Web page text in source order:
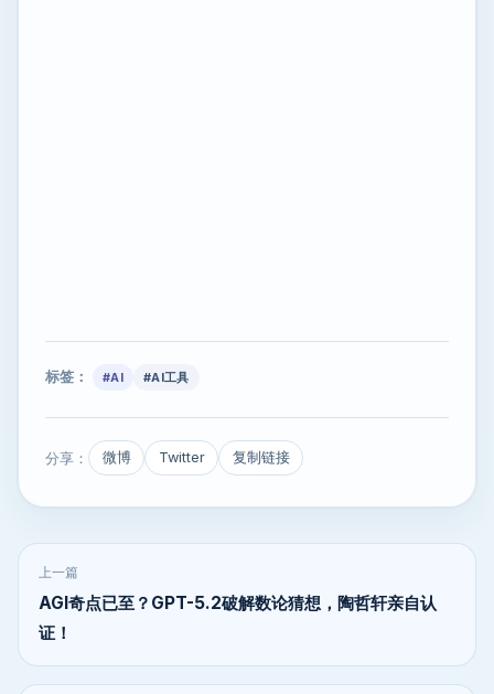
标签： #AI #AI工具
分享： 微博 Twitter 复制链接
上一篇
AGI奇点已至？GPT-5.2破解数论猜想，陶哲轩亲自认
证！